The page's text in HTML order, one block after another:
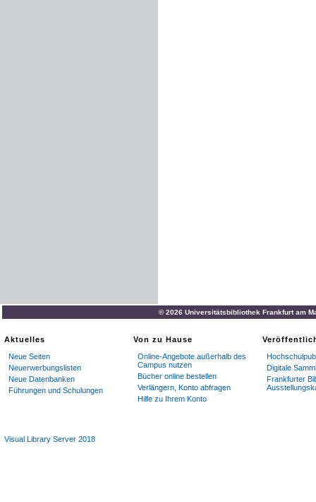
© 2026 Universitätsbibliothek Frankfurt am
Aktuelles
Neue Seiten
Neuerwerbungslisten
Neue Datenbanken
Führungen und Schulungen
Von zu Hause
Online-Angebote außerhalb des
Campus nutzen
Bücher online bestellen
Verlängern, Konto abfragen
Hilfe zu Ihrem Konto
Digitale
Frankfurter
Visual Library Server 2018